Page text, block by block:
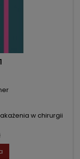
w chirurgii